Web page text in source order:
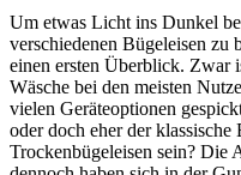
Um etwas Licht ins Dunkel
verschiedenen Bügeleisen zu
einen ersten Überblick. Zwar
Wäsche bei den meisten
vielen Geräteoptionen
oder doch eher der
Trockenbügeleisen sein? Die